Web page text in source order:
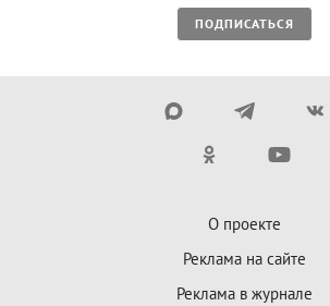
ПОДПИСАТЬСЯ
О проекте
Реклама на сайте
Реклама в журнале